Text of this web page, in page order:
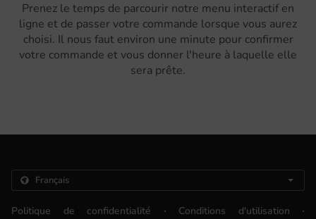
Prenez le temps de parcourir notre menu interactif en
ligne et de passer votre commande lorsque vous aurez
choisi. Il nous faut environ une minute pour confirmer
votre commande et vous donner l'heure à laquelle elle
sera prête.
Politique de confidentialité . Conditions d'utilisation .